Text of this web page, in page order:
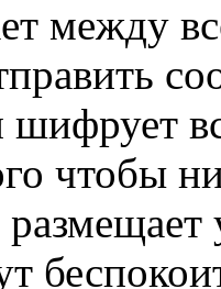
между
шифрует
чтобы